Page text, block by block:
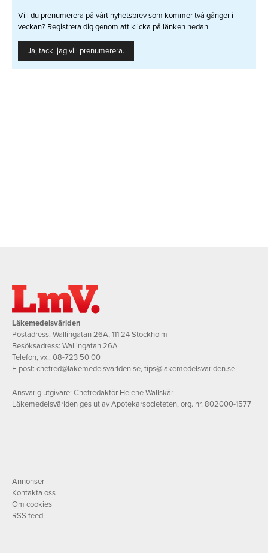
Vill du prenumerera på vårt nyhetsbrev som kommer två gånger i
veckan? Registrera dig genom att klicka på länken nedan.
Ja, tack, jag vill prenumerera.
Läkemedelsvärlden
Postadress: Wallingatan 26A, 111 24 Stockholm
Besöksadress: Wallingatan 26A
Telefon, vx.: 08-723 50 00
E-post: chefred@lakemedelsvarlden.se,tips@lakemedelsvarlden.se
Ansvarig utgivare: Chefredaktör Helene Wallskär
Läkemedelsvärlden ges ut av Apotekarsocieteten, org. nr. 802000-1577
Annonser
Kontakta oss
Om cookies
RSS feed